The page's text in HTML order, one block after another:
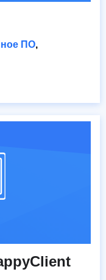
ПО,